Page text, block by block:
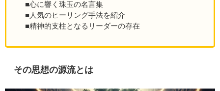
■心に響く珠玉の名言集
■人気のヒーリング手法を紹介
■精神的支柱となるリーダーの存在
その思想の源流とは